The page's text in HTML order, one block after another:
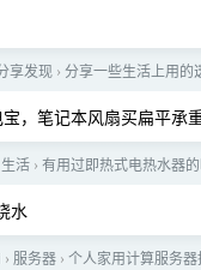
享发现 › 分享一些生活上用的
，笔记本风扇买扁平承
生活 › 有用过即热式电热水器
水
› 服务器 › 个人家用计算服务